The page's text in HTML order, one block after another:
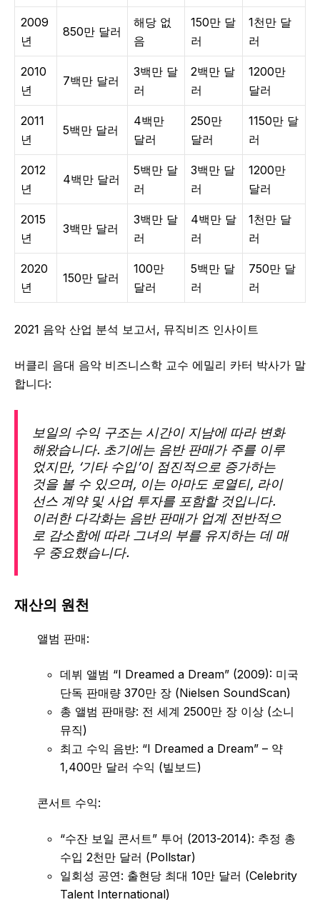
2009
년
850만 달러
해당 없
음
150만 달
러
1천만 달
러
2010
년
7백만 달러
3백만 달
러
2백만 달
러
1200만
달러
2011
년
5백만 달러
4백만
달러
250만
달러
1150만 달
러
2012
년
4백만 달러
5백만 달
러
3백만 달
러
1200만
달러
2015
년
3백만 달러
3백만 달
러
4백만 달
러
1천만 달
러
2020
년
150만 달러
100만
달러
5백만 달
러
750만 달
러
2021 음악 산업 분석 보고서, 뮤직비즈 인사이트
버클리 음대 음악 비즈니스학 교수 에밀리 카터 박사가 말
합니다:
보일의 수익 구조는 시간이 지남에 따라 변화
해왔습니다. 초기에는 음반 판매가 주를 이루
었지만, ‘기타 수입’이 점진적으로 증가하는
것을 볼 수 있으며, 이는 아마도 로열티, 라이
선스 계약 및 사업 투자를 포함할 것입니다.
이러한 다각화는 음반 판매가 업계 전반적으
로 감소함에 따라 그녀의 부를 유지하는 데 매
우 중요했습니다.
재산의 원천
앨범 판매:
데뷔 앨범 “I Dreamed a Dream” (2009): 미국
단독 판매량 370만 장 (Nielsen SoundScan)
총 앨범 판매량: 전 세계 2500만 장 이상 (소니
뮤직)
최고 수익 음반: “I Dreamed a Dream” – 약
1,400만 달러 수익 (빌보드)
콘서트 수익:
“수잔 보일 콘서트” 투어 (2013-2014): 추정 총
수입 2천만 달러 (Pollstar)
일회성 공연: 출현당 최대 10만 달러 (Celebrity
Talent International)